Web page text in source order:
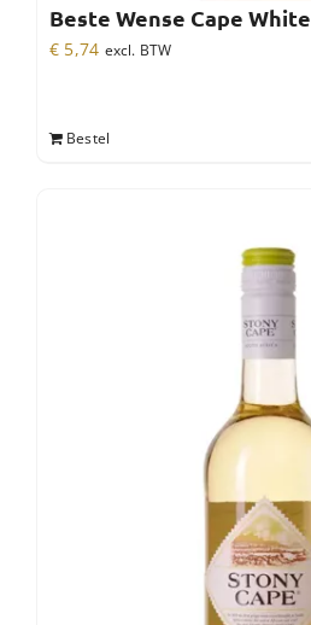
Beste Wense Cape White
€ 5,74 excl. BTW
Bestel